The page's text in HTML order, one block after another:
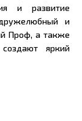
и развитие
и
Проф, а также
яркий